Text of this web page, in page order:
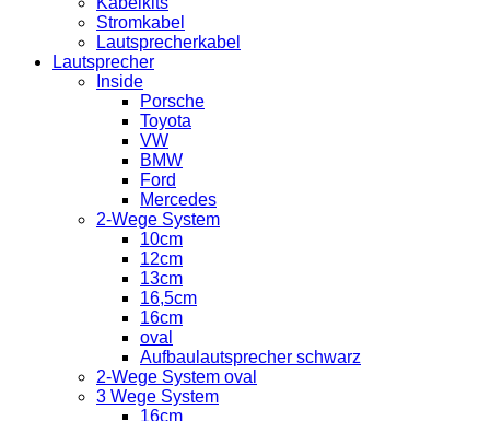
Stromkabel
Lautsprecherkabel
Lautsprecher
Inside
Porsche
Toyota
VW
BMW
Ford
Mercedes
2-Wege System
10cm
12cm
13cm
16,5cm
16cm
oval
Aufbaulautsprecher schwarz
2-Wege System oval
3 Wege System
16cm